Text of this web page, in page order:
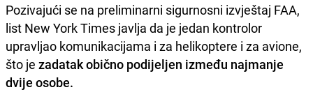
Pozivajući se na preliminarni sigurnosni izvještaj FAA,
list New York Times javlja da je jedan kontrolor
upravljao komunikacijama i za helikoptere i za avione,
što je zadatak obično podijeljen između najmanje
dvije osobe.